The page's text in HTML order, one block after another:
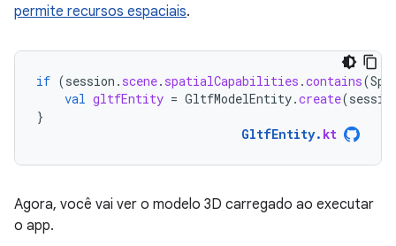
permite recursos espaciais.
if (session . scene. spatialCapabilities .contains(
val gltfEntity = GltfModelEntity.create(
}
GltfEntity. kt
Agora, você vai ver o modelo 3D carregado ao executar
o app.